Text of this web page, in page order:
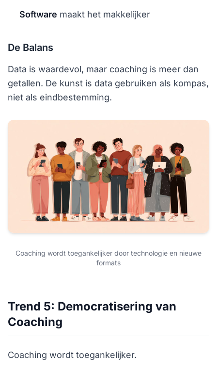
Software maakt het makkelijker
De Balans
Data is waardevol, maar coaching is meer dan
getallen. De kunst is data gebruiken als kompas,
niet als eindbestemming.
Coaching wordt toegankelijker door technologie en nieuwe
formats
Trend 5: Democratisering van
Coaching
Coaching wordt toegankelijker.